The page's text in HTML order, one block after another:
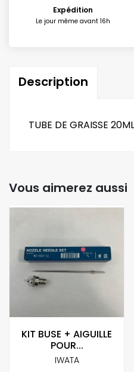
Expédition
Le jour même avant 16h
Description
TUBE DE GRAISSE
Vous aimerez aussi
KIT BUSE + AIGUILLE
POUR...
IWATA